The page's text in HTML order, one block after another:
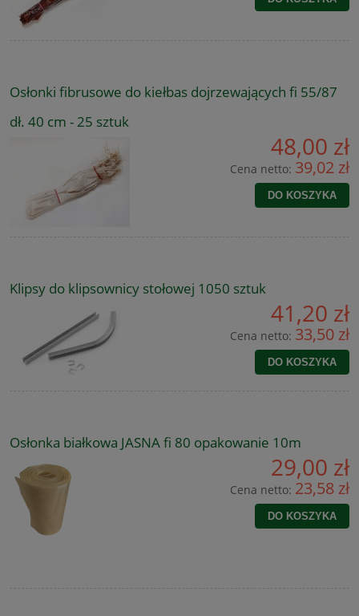
Osłonki fibrusowe do kiełbas dojrzewających fi 55/87
dł. 40 cm - 25 sztuk
48,00 zł
Cena netto: 39,02 zł
DO KOSZYKA
Klipsy do klipsownicy stołowej 1050 sztuk
41,20 zł
Cena netto: 33,50 zł
DO KOSZYKA
Osłonka białkowa JASNA fi 80 opakowanie 10m
29,00 zł
Cena netto: 23,58 zł
DO KOSZYKA